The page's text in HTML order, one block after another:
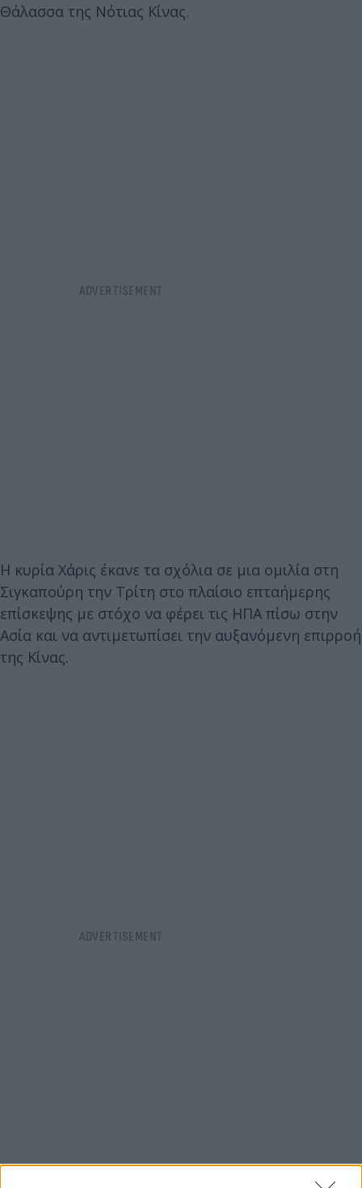
Θάλασσα της Νότιας Κίνας.
H κυρία Χάρις έκανε τα σχόλια σε μια ομιλία στη
Σιγκαπούρη την Τρίτη στο πλαίσιο επταήμερης
επίσκεψης με στόχο να φέρει τις ΗΠΑ πίσω στην
Ασία και να αντιμετωπίσει την αυξανόμενη επιρροή
της Κίνας.